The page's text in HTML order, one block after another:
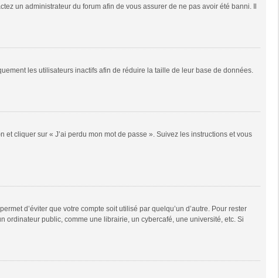
un administrateur du forum afin de vous assurer de ne pas avoir été banni. Il
les utilisateurs inactifs afin de réduire la taille de leur base de données.
cliquer sur « J’ai perdu mon mot de passe ». Suivez les instructions et vous
d’éviter que votre compte soit utilisé par quelqu’un d’autre. Pour rester
ordinateur public, comme une librairie, un cybercafé, une université, etc. Si